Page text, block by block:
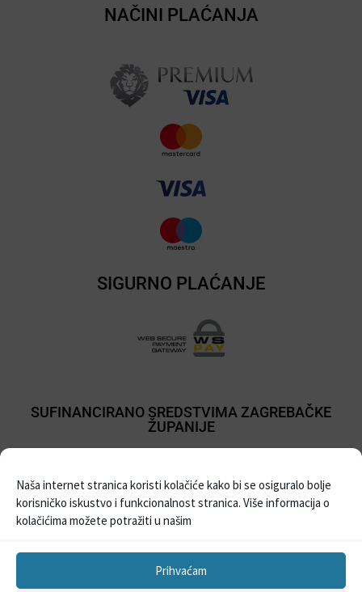
Naša internet stranica koristi kolačiće kako bi se osiguralo bolje
korisničko iskustvo i funkcionalnost stranica. Više informacija o
kolačićima možete potražiti u našim
Prihvaćam
NAČINI PLAĆANJA
SIGURNO PLAĆANJE
SUFINANCIRANO SREDSTVIMA ZAGREBAČKE
ŽUPANIJE